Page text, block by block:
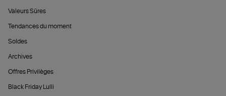
Valeurs Sûres
Tendances du moment
Soldes
Archives
Offres Privilèges
Black Friday Lulli